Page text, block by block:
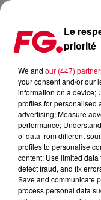
CLUB FG : MANYFEW
Le
priorité
We and our (447)
your consent and/or our
information on a device;
profiles for personalised
advertising; Measure
performance;
of data from different
profiles to personalise
content; Use limited
detect fraud, and fix
Save and communicate
process personal data